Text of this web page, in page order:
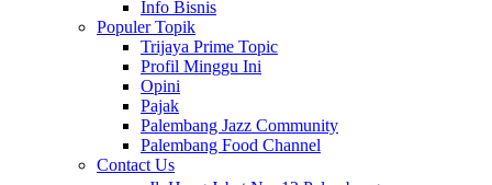
Info Bisnis
Populer Topik
Trijaya Prime Topic
Profil Minggu Ini
Opini
Pajak
Palembang Jazz Community
Palembang Food Channel
Contact Us